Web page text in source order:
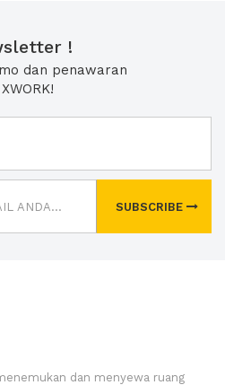
!
dan penawaran
SUBSCRIBE
dan menyewa ruang